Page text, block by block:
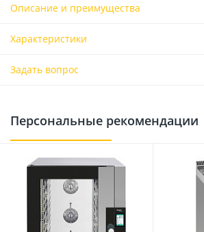
Описание и преимущества
Характеристики
Задать вопрос
Персональные рекомендации